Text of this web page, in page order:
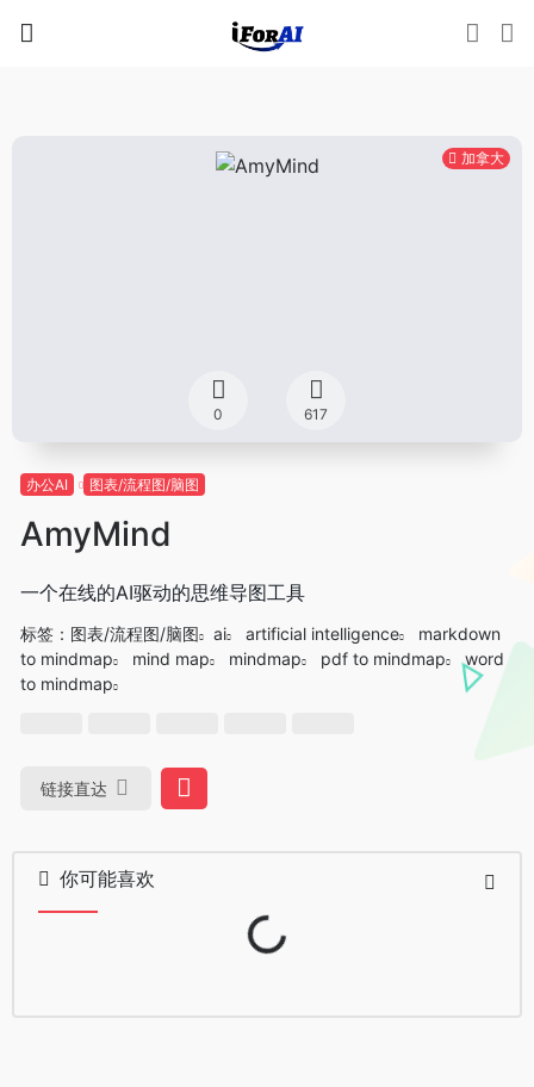
加拿大
0 617
办公AI 图表/流程图/脑图
AmyMind
一个在线的AI驱动的思维导图工具
标签： 图表/流程图/脑图 ai artificial intelligence
markdown
to mindmap
mind map mindmap pdf to mindmap
word
to mindmap
链接直达
你可能喜欢
Loading...